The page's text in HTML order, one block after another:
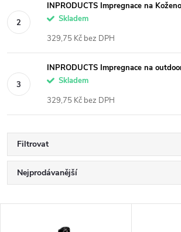
INPRODUCTS Impregnace na
Skladem
329,75 Kč bez DPH
INPRODUCTS Impregnace na
Skladem
329,75 Kč bez DPH
Filtrovat
Ř
a
Nejprodávanější